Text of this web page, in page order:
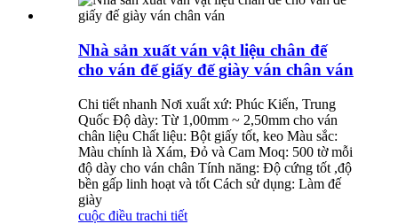
Nhà sản xuất ván vật liệu chân đế
cho ván đế giấy đế giày ván chân ván
Chi tiết nhanh Nơi xuất xứ: Phúc Kiến, Trung
Quốc Độ dày: Từ 1,00mm ~ 2,50mm cho ván
chân liệu Chất liệu: Bột giấy tốt, keo Màu sắc:
Màu chính là Xám, Đỏ và Cam Moq: 500 tờ mỗi
độ dày cho ván chân Tính năng: Độ cứng tốt ,độ
bền gấp linh hoạt và tốt Cách sử dụng: Làm đế
giày
cuộc điều trachi tiết